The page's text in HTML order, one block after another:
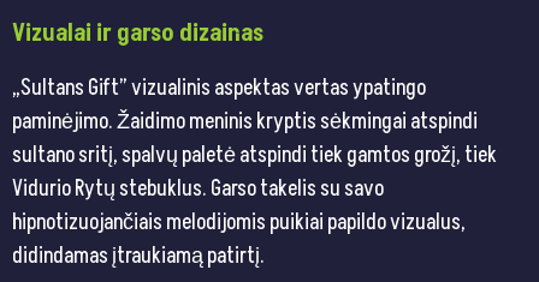
Vizualai ir garso dizainas
„Sultans Gift” vizualinis aspektas vertas ypatingo
paminėjimo. Žaidimo meninis kryptis sėkmingai atspindi
sultano sritį, spalvų paletė atspindi tiek gamtos grožį, tiek
Vidurio Rytų stebuklus. Garso takelis su savo
hipnotizuojančiais melodijomis puikiai papildo vizualus,
didindamas įtraukiamą patirtį.